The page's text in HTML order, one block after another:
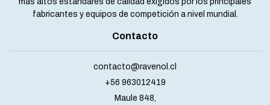
fabricantes y equipos de competición a nivel mundial.
Contacto
contacto@ravenol.cl
+56 963012419
Maule 848,